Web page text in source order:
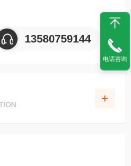
13580759144
电话咨询